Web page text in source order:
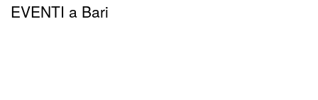
EVENTI a Bari